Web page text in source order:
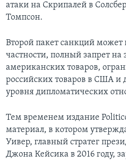
атаки на Скрипалей в
Томпсон.
Второй пакет санкций может
частности, полный запрет на
американских товаров,
российских товаров в США
уровня дипломатических
Тем временем издание
материал, в котором
Уивер, главный стратег
Джона Кейсика в 2016 году,